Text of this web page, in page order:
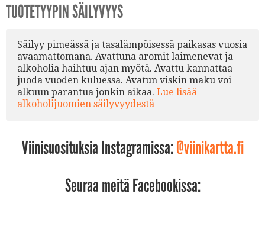
TUOTETYYPIN SÄILYVYYS
Säilyy pimeässä ja tasalämpöisessä paikasas vuosia
avaamattomana. Avattuna aromit laimenevat ja
alkoholia haihtuu ajan myötä. Avattu kannattaa
juoda vuoden kuluessa. Avatun viskin maku voi
alkuun parantua jonkin aikaa. Lue lisää
alkoholijuomien säilyvyydestä
Viinisuosituksia Instagramissa:@viinikartta.fi
Seuraa meitä Facebookissa: